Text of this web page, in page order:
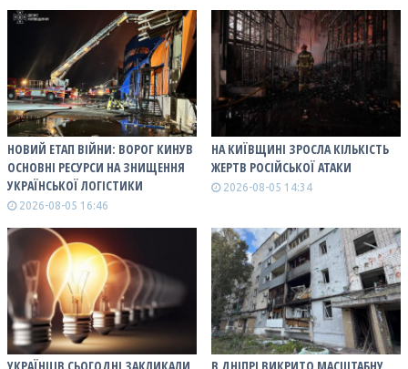
НОВИЙ ЕТАП ВІЙНИ: ВОРОГ КИНУВ
ОСНОВНІ РЕСУРСИ НА ЗНИЩЕННЯ
УКРАЇНСЬКОЇ ЛОГІСТИКИ
2026-08-05 16:46
НА КИЇВЩИНІ ЗРОСЛА КІЛЬКІСТЬ
ЖЕРТВ РОСІЙСЬКОЇ АТАКИ
2026-08-05 14:34